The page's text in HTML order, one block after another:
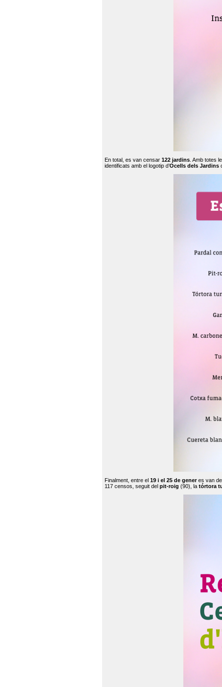
En total, es van censar 122 jardins . Amb totes
identificats amb el logotip d’Ocells dels Jardins
Finalment, entre el 19 i el 25 de generes van
117 censos, seguit del pit-roig (90), la tórtora